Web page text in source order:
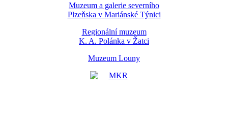
Muzeum a galerie severního
Plzeňska v Mariánské Týnici
Regionální muzeum
K. A. Polánka v Žatci
Muzeum Louny